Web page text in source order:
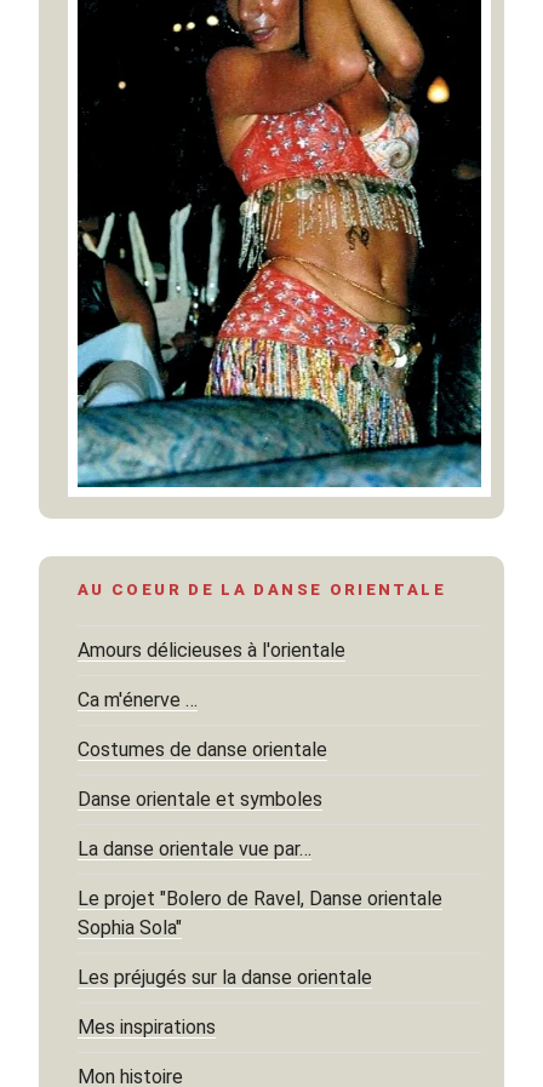
AU COEUR DE LA DANSE ORIENTALE
Amours délicieuses à l'orientale
Ca m'énerve …
Costumes de danse orientale
Danse orientale et symboles
La danse orientale vue par…
Le projet "Bolero de Ravel, Danse orientale
Sophia Sola"
Les préjugés sur la danse orientale
Mes inspirations
Mon histoire